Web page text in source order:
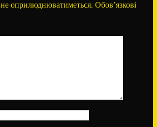
оприлюднюватиметься. Обов’язкові